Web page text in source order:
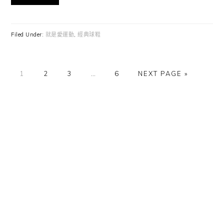
Filed Under: 就是愛運動,經典球鞋
GO
1
GO
2
GO
3 …
GO
6
GO
NEXT PAGE »